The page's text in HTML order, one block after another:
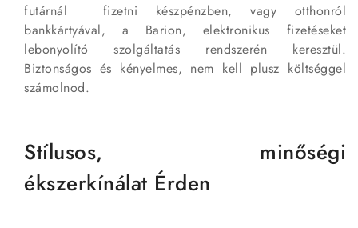
futárnál fizetni készpénzben, vagy otthonról
bankkártyával, a Barion, elektronikus fizetéseket
lebonyolító szolgáltatás rendszerén keresztül.
Biztonságos és kényelmes, nem kell plusz költséggel
számolnod.
Stílusos, minőségi
ékszerkínálat Érden